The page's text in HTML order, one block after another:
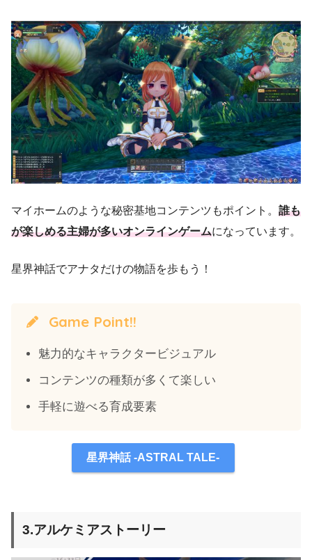
マイホームのような秘密基地コンテンツもポイント。 誰も
が楽しめる主婦が多いオンラインゲームになっています。
星界神話でアナタだけの物語を歩もう！
Game Point!!
魅力的なキャラクタービジュアル
コンテンツの種類が多くて楽しい
手軽に遊べる育成要素
星界神話 -ASTRAL TALE-
3.アルケミアストーリー